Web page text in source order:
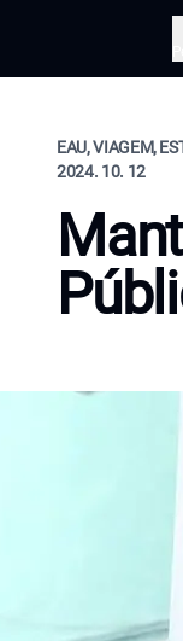
EAU, VIAGEM,
2024. 10. 12